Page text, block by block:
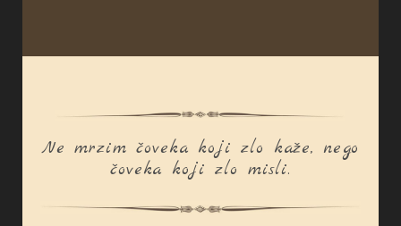
Ne mrzim čoveka koji zlo kaže, nego
čoveka koji zlo misli.